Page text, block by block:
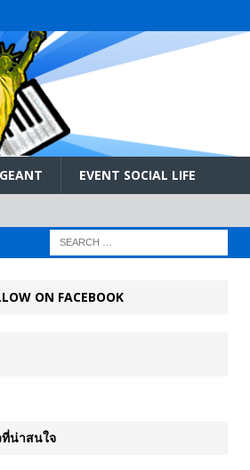
EVENT SOCIAL LIFE
ON FACEBOOK
น่าสนใจ